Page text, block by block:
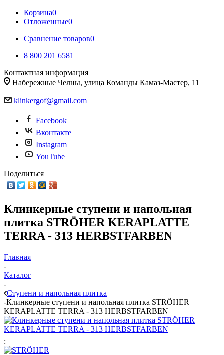
Корзина0
Отложенные0
Сравнение товаров0
8 800 201 6581
Контактная информация
Набережные Челны, улица Команды Камаз-Мастер, 11
klinkergof@gmail.com
Facebook
Вконтакте
Instagram
YouTube
Поделиться
Клинкерные ступени и напольная
плитка STRÖHER KERAPLATTE
TERRA - 313 HERBSTFARBEN
Главная
-
Каталог
-
Ступени и напольная плитка
-Клинкерные ступени и напольная плитка STRÖHER
KERAPLATTE TERRA - 313 HERBSTFARBEN
: